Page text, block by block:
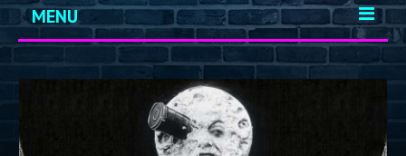
MENU
START